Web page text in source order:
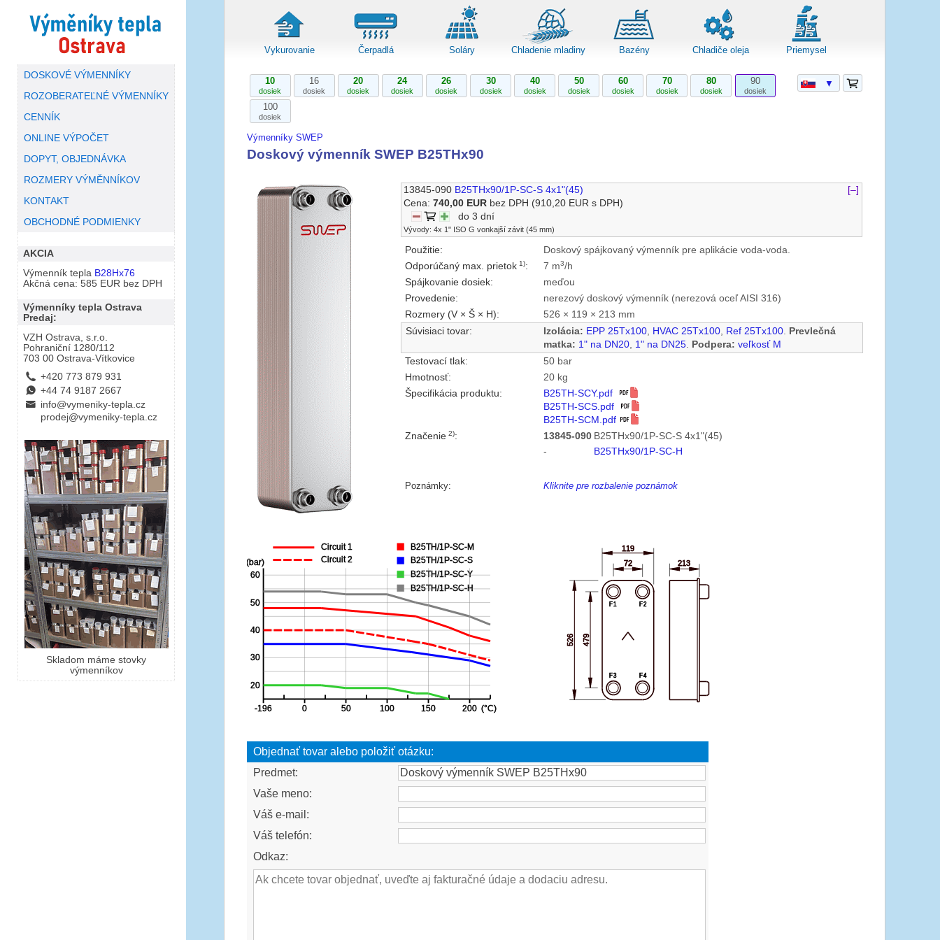
DOSKOVÉ VÝMENNÍKY
ROZOBERATEĽNÉ VÝMENNÍKY
CENNÍK
ONLINE VÝPOČET
DOPYT, OBJEDNÁVKA
ROZMERY VÝMĚNNÍKOV
KONTAKT
OBCHODNÉ PODMIENKY
AKCIA
Výmenník tepla B28Hx76
Akčná cena: 585 EUR bez DPH
Výmenníky tepla Ostrava
Predaj:
VZH Ostrava, s.r.o.
Pohraniční 1280/112
703 00 Ostrava-Vítkovice
L +420 773 879 931
E +44 74 9187 2667
B info@vymeniky-tepla.cz
prodej@vymeniky-tepla.cz
Skladom máme stovky
výmenníkov
Vykurovanie Čerpadlá Soláry Chladenie mladiny Bazény Chladiče oleja Priemysel
10
dosiek
16
dosiek
20
dosiek
24
dosiek
26
dosiek
30
dosiek
40
dosiek
50
dosiek
60
dosiek
70
dosiek
80
dosiek
90
dosiek
100
dosiek
Výmenníky SWEP
Doskový výmenník SWEP B25THx90
13845-090 B25THx90/1P-SC-S 4x1"(45)
[–]
Cena: 740,00 EURbez DPH (910,20 EUR s DPH)
do 3 dní
Vývody: 4x 1" ISO G vonkajší závit (45 mm)
Použitie:
Doskový spájkovaný výmenník pre aplikácie voda-voda.
Odporúčaný max. prietok 1): 7 m3/h
Spájkovanie dosiek:
meďou
Provedenie:
nerezový doskový výmenník (nerezová oceľ AISI 316)
Rozmery (V × Š × H):
526 × 119 × 213 mm
Súvisiaci tovar:
Izolácia: EPP 25Tx100 HVAC 25Tx100 Ref 25Tx100
Prevlečná
matka: 1" na DN20 1" na DN25 Podpera: veľkosť M
Testovací tlak:
50 bar
Hmotnosť:
20 kg
Špecifikácia produktu:
B25TH-SCY.pdf
B25TH-SCS.pdf
B25TH-SCM.pdf
Značenie 2): 13845-090 B25THx90/1P-SC-S 4x1"(45)
-
B25THx90/1P-SC-H
Poznámky: Kliknite pre rozbalenie poznámok
Objednať tovar alebo položiť otázku:
Predmet:
Vaše meno:
Váš e-mail:
Váš telefón:
Odkaz:
▼